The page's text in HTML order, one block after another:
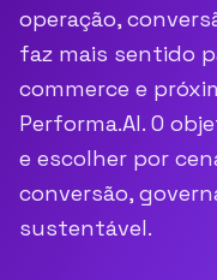
operação,
faz mais sentido
commerce e
Performa.AI. O
e escolher por
conversão,
sustentável.